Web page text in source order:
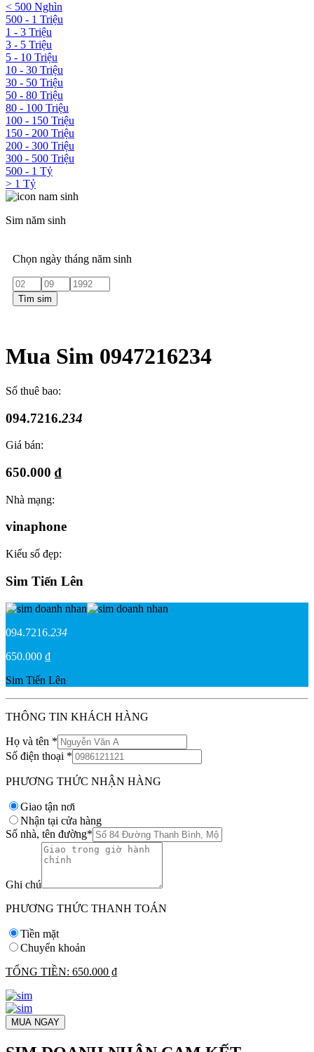
< 500 Nghìn
500 - 1 Triệu
1 - 3 Triệu
3 - 5 Triệu
5 - 10 Triệu
10 - 30 Triệu
30 - 50 Triệu
50 - 80 Triệu
80 - 100 Triệu
100 - 150 Triệu
150 - 200 Triệu
200 - 300 Triệu
300 - 500 Triệu
500 - 1 Tỷ
> 1 Tỷ
Sim năm sinh
Chọn ngày tháng năm sinh
Tìm sim
Mua Sim 0947216234
Số thuê bao:
094.7216.234
Giá bán:
650.000 ₫
Nhà mạng:
vinaphone
Kiểu số đẹp:
Sim Tiến Lên
094.7216.234
650.000 ₫
Sim Tiến Lên
THÔNG TIN KHÁCH HÀNG
Họ và tên *
Số điện thoại *
PHƯƠNG THỨC NHẬN HÀNG
Giao tận nơi
Nhận tại cửa hàng
Số nhà, tên đường*
Ghi chú
PHƯƠNG THỨC THANH TOÁN
Tiền mặt
Chuyển khoản
TỔNG TIỀN: 650.000 ₫
MUA NGAY